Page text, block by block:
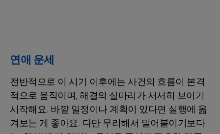
연애 운세
전반적으로 이 시기 이후에는 사건의 흐름이 본격
적으로 움직이며, 해결의 실마리가 서서히 보이기
시작해요. 바깥 일정이나 계획이 있다면 실행에 옮
겨보는 게 좋아요. 다만 무리해서 밀어붙이기보다